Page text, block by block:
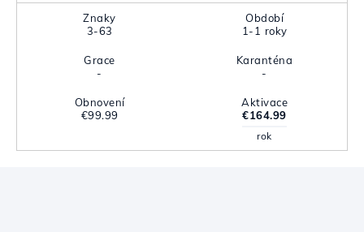
Znaky
3-63
Období
1-1 roky
Grace
-
Karanténa
-
Obnovení
€99.99
Aktivace
€164.99
rok